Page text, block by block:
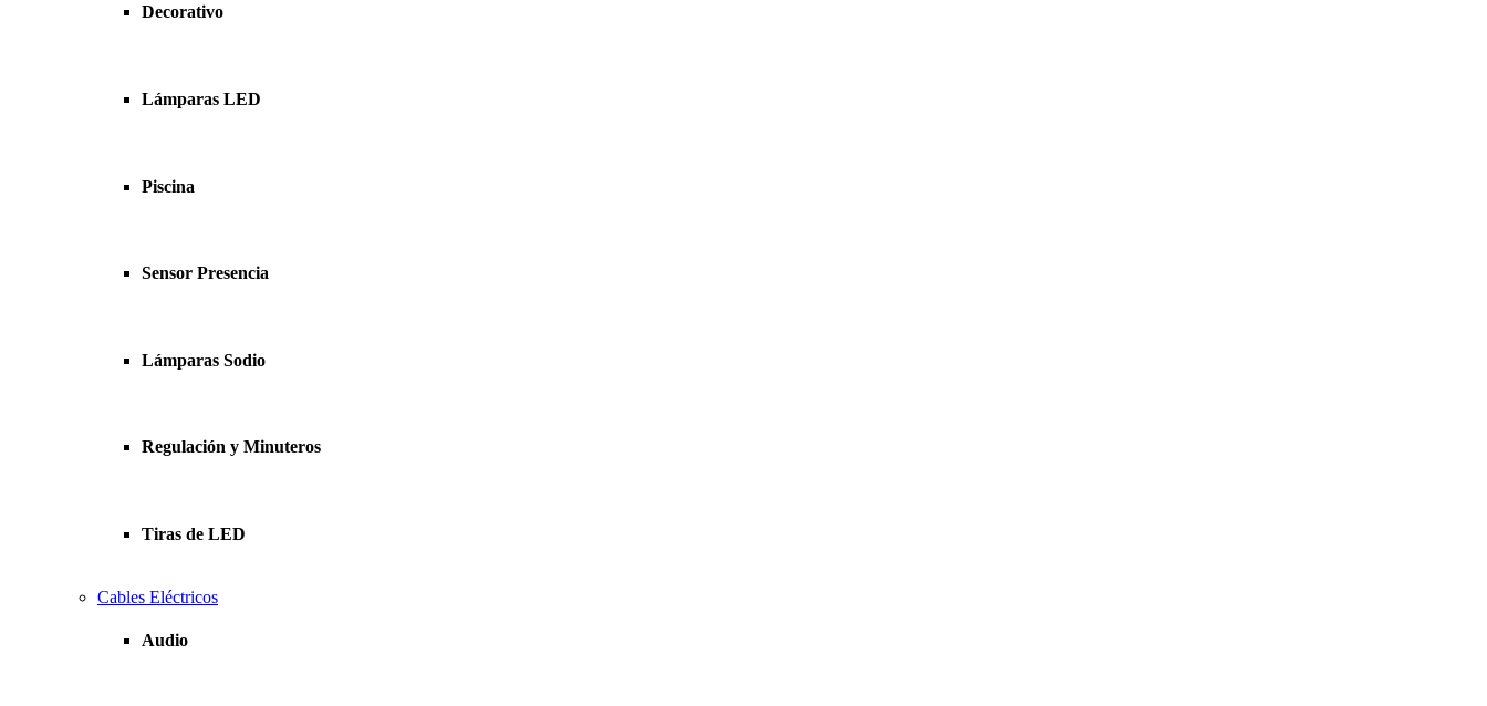
Decorativo
Lámparas LED
Piscina
Sensor Presencia
Lámparas Sodio
Regulación y Minuteros
Tiras de LED
Cables Eléctricos
Audio